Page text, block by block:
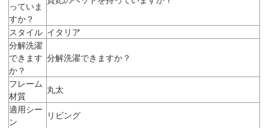
っていま
すか？
スタイル イタリア
分解洗濯
できます
か？
分解洗濯できますか？
フレーム
材質
丸太
適用シー
ン
リビング